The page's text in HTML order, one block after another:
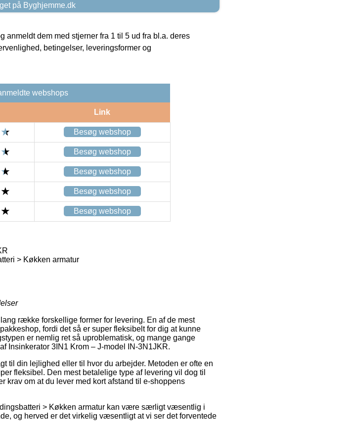
på Byghjemme.dk
dem med stjerner fra 1 til 5 ud fra bl.a. deres
betingelser, leveringsformer og
webshops
Link
Besøg webshop
Besøg webshop
Besøg webshop
Besøg webshop
Besøg webshop
> Køkken armatur
række forskellige former for levering. En af de mest
fordi det så er super fleksibelt for dig at kunne
er nemlig ret så uproblematisk, og mange gange
Insinkerator 3IN1 Krom – J-model IN-3N1JKR.
til din lejlighed eller til hvor du arbejder. Metoden er ofte en
fleksibel. Den mest betalelige type af levering vil dog til
krav om at du lever med kort afstand til e-shoppens
> Køkken armatur kan være særligt væsentlig i
og herved er det virkelig væsentligt at vi ser det forventede